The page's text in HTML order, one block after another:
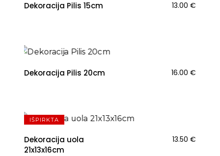
Dekoracija Pilis 15cm 13.00 €
Dekoracija Pilis 20cm 16.00 €
IŠPIRKTA
Dekoracija uola
21x13x16cm
13.50 €